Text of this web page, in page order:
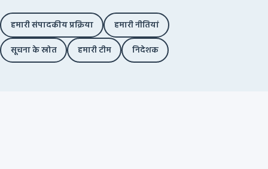
हमारी संपादकीय प्रक्रिया
हमारी नीतियां
सूचना के स्रोत
हमारी टीम निदेशक